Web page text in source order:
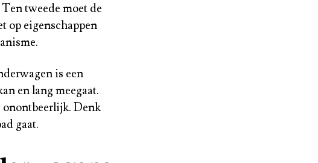
tweede moet de
op eigenschappen
is een
en lang meegaat.
Denk
gaat.